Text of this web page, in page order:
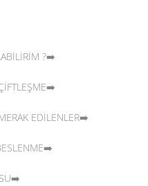
?➡️
EDİLENLER➡️